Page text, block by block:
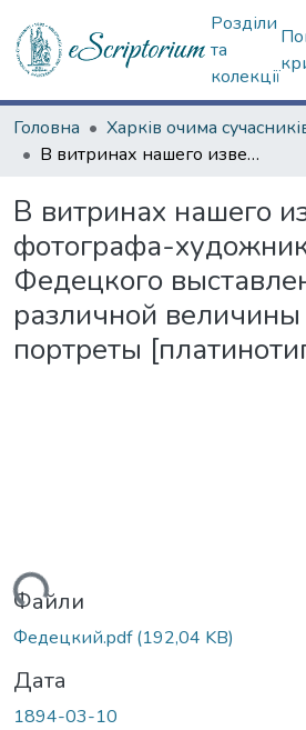
Розділи
та
колекції
Головна Харків очима
В витринах нашего известного фотографа-художника А.К. Федецкого выставлены теперь различной величины платиновые портреты [платинотипия]
В витринах нашего
фотографа-
Федецкого
различной
портреты
Файли
Федецкий.pdf(192,04 KB)
Дата
1894-03-10